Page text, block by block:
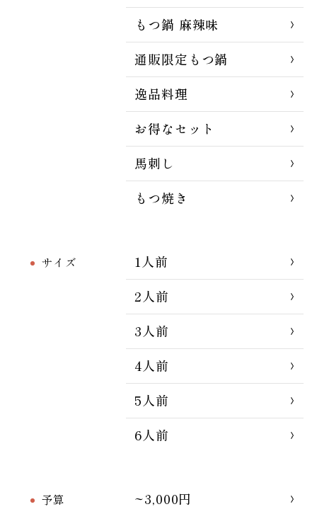
もつ鍋 麻辣味
通販限定もつ鍋
逸品料理
お得なセット
馬刺し
もつ焼き
サイズ
1人前
2人前
3人前
4人前
5人前
6人前
予算
~3,000円